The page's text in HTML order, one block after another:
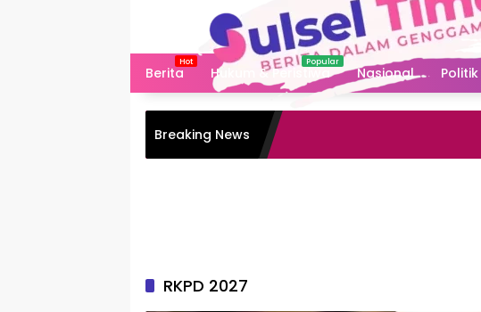
Berita
Hukum & Peristiwa Nasional Politik
Breaking News
RKPD 2027